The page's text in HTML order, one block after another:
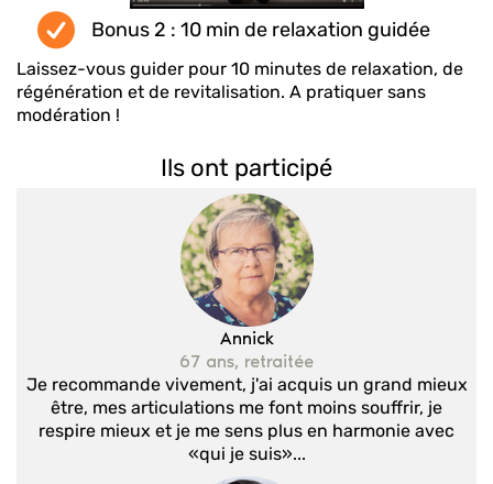
Bonus 2 : 10 min de relaxation guidée
Laissez-vous guider pour 10 minutes de relaxation, de
régénération et de revitalisation. A pratiquer sans
modération !
Ils ont participé
Annick
67 ans, retraitée
Je recommande vivement, j'ai acquis un grand mieux
être, mes articulations me font moins souffrir, je
respire mieux et je me sens plus en harmonie avec
«qui je suis»...